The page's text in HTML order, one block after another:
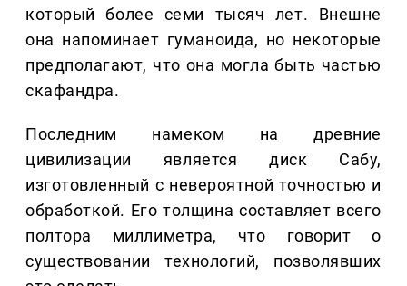
который более семи тысяч лет. Внешне
она напоминает гуманоида, но некоторые
предполагают, что она могла быть частью
скафандра.
Последним намеком на древние
цивилизации является диск Сабу,
изготовленный с невероятной точностью и
обработкой. Его толщина составляет всего
полтора миллиметра, что говорит о
существовании технологий, позволявших